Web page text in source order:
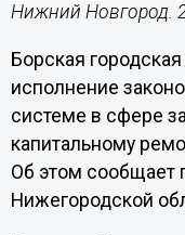
Нижний Новгород.
Борская
исполнение
системе в сфере
капитальному
Об этом сообщает
Нижегородской